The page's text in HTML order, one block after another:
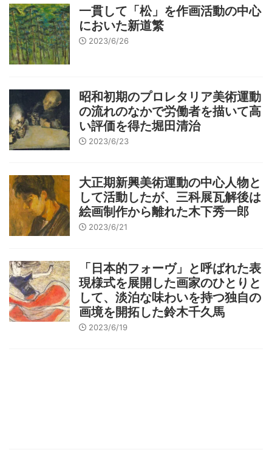
一貫して「松」を作画活動の中心
においた新道繁
2023/6/26
昭和初期のプロレタリア美術運動
の流れのなかで労働者を描いて高
い評価を得た堀田清治
2023/6/23
大正期新興美術運動の中心人物と
して活動したが、三科展瓦解後は
絵画制作から離れた木下秀一郎
2023/6/21
「日本的フォーヴ」と呼ばれた表
現様式を展開した画家のひとりと
して、淡泊な味わいを持つ独自の
画境を開拓した鈴木千久馬
2023/6/19